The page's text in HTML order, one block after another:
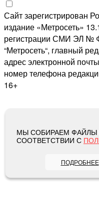
Сайт зарегистрирован
издание «Метросеть»
регистрации СМИ ЭЛ №
“Метросеть“, главный
адрес электронной
номер телефона
16+
МЫ СОБИРАЕМ ФАЙЛЫ
СООТВЕТСТВИИ С
ПОДРОБНЕЕ